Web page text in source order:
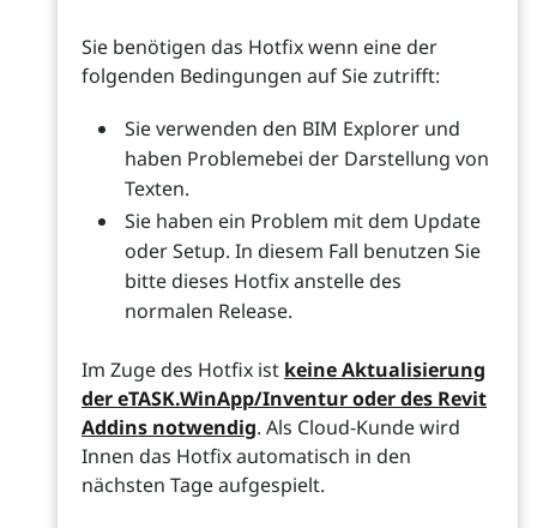
Sie benötigen das Hotfix wenn eine der
folgenden Bedingungen auf Sie zutrifft:
Sie verwenden den BIM Explorer und
haben Problemebei der Darstellung von
Texten.
Sie haben ein Problem mit dem Update
oder Setup. In diesem Fall benutzen Sie
bitte dieses Hotfix anstelle des
normalen Release.
Im Zuge des Hotfix ist keine Aktualisierung
der eTASK.WinApp/Inventur oder des Revit
Addins notwendig. Als Cloud-Kunde wird
Innen das Hotfix automatisch in den
nächsten Tage aufgespielt.